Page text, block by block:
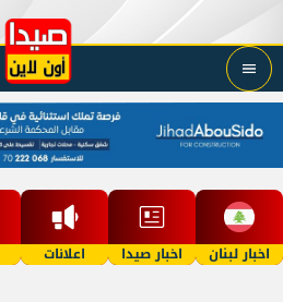
اخبار لبنان اخبار صيدا اعلانات